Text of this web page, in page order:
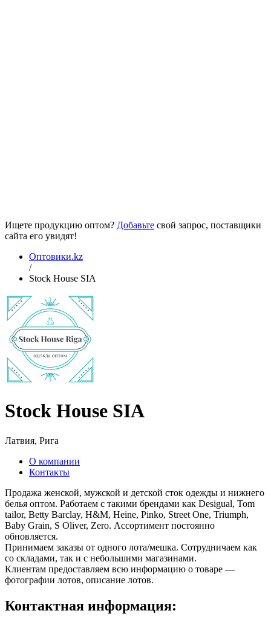
Ищете продукцию оптом? Добавьте свой запрос, поставщики
сайта его увидят!
Оптовики.kz
/
Stock House SIA
Stock House SIA
Латвия, Рига
О компании
Контакты
Продажа женской, мужской и детской сток одежды и нижнего
белья оптом. Работаем с такими брендами как Desigual, Tom
tailor, Betty Barclay, H&M, Heine, Pinko, Street One, Triumph,
Baby Grain, S Oliver, Zero. Ассортимент постоянно
обновляется.
Принимаем заказы от одного лота/мешка. Сотрудничаем как
со складами, так и с небольшими магазинами.
Клиентам предоставляем всю информацию о товаре —
фотографии лотов, описание лотов.
Контактная информация: